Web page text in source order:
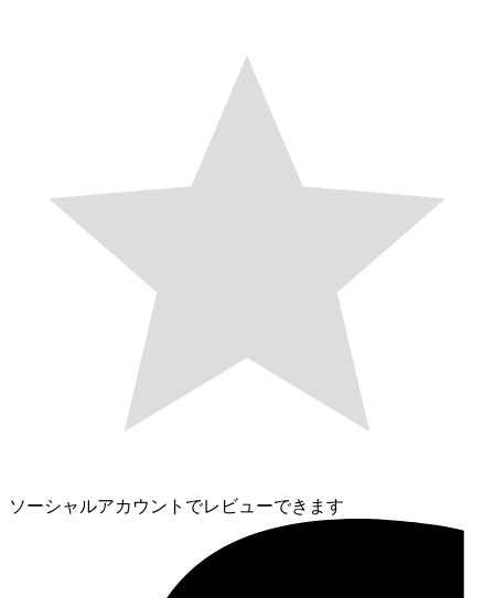
ソーシャルアカウントでレビューできます